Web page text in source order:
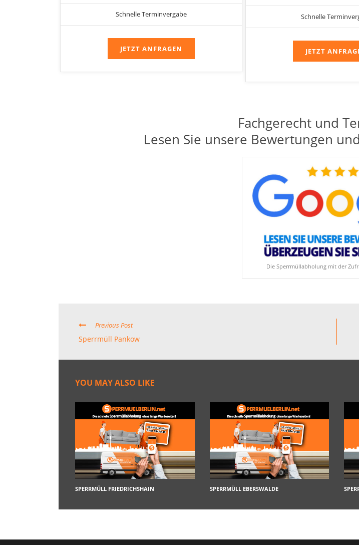
Schnelle Terminvergabe
JETZT ANFRAGEN
Schnelle
JETZT
Fachgerecht und
Lesen Sie unsere Bewertungen
Die Sperrmüllabholung mit der
Previous Post
Sperrmüll Pankow
YOU MAY ALSO LIKE
SPERRMÜLL FRIEDRICHSHAIN SPERRMÜLL EBERSWALDE